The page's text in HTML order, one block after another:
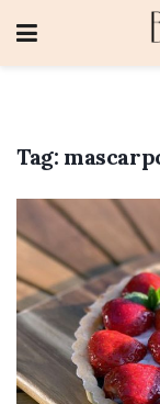
Tag: